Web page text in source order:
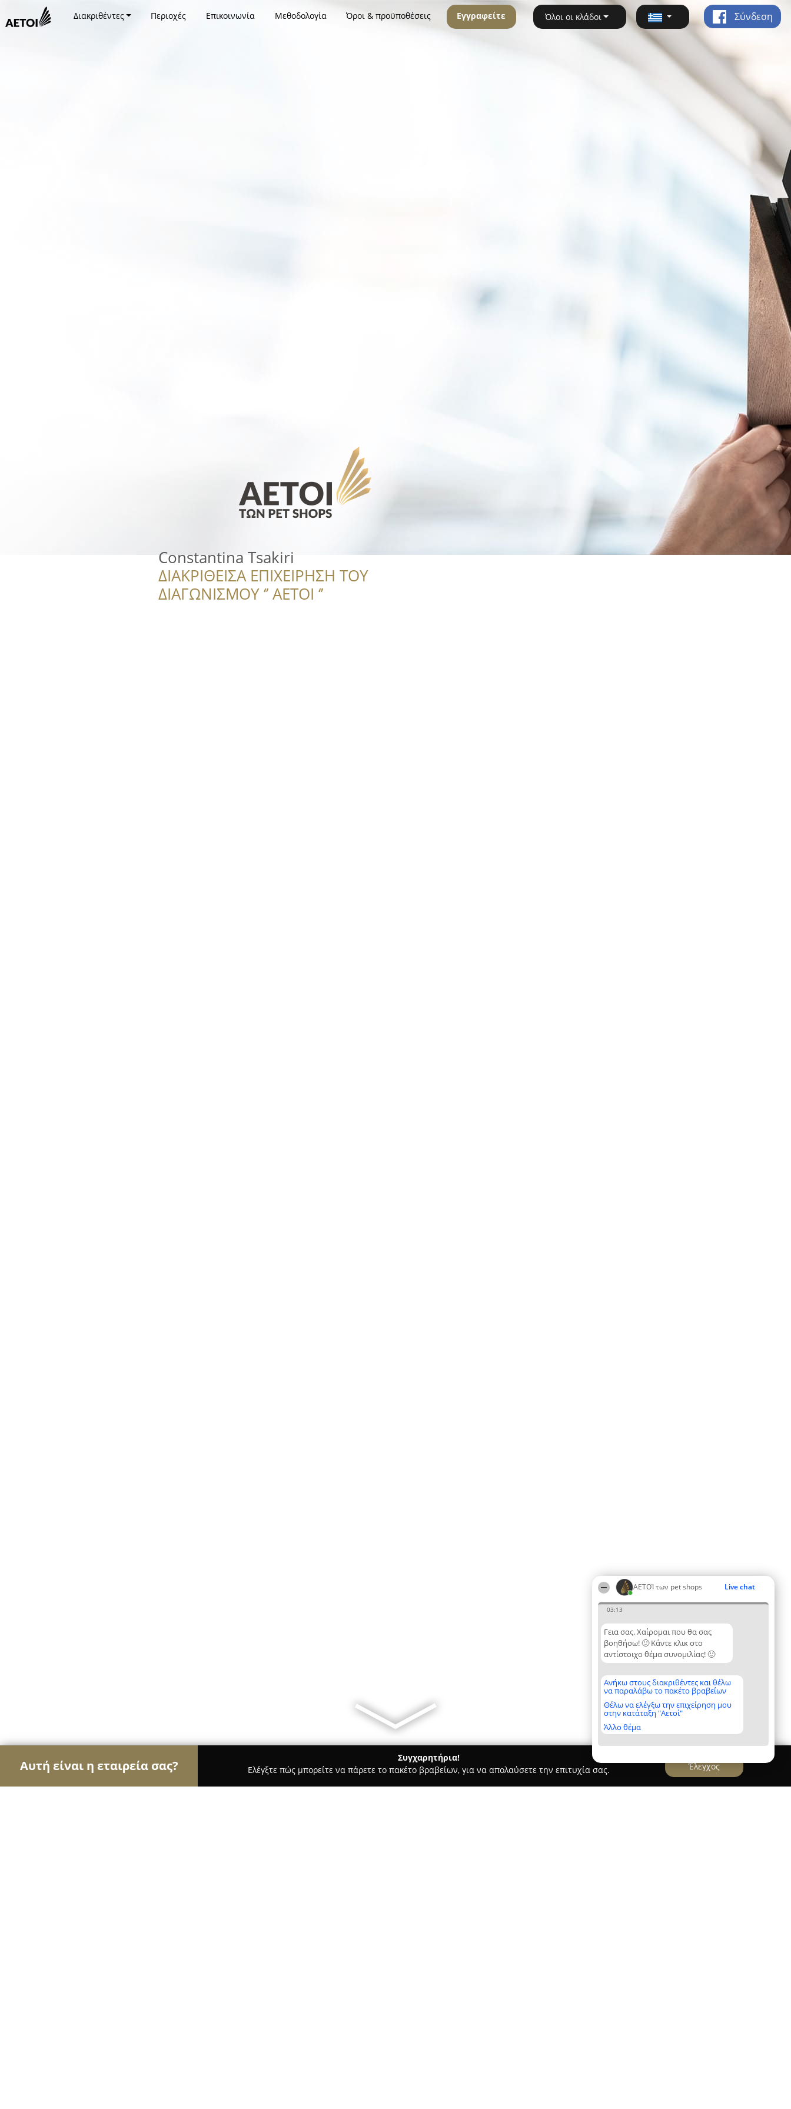
ΑΕΤΟΊ των pet shops Live chat
03:13
Γεια σας. Χαίρομαι που θα σας
βοηθήσω! 🙂 Κάντε κλικ στο
αντίστοιχο θέμα συνομιλίας! 🙂
Ανήκω στους διακριθέντες και θέλω
να παραλάβω το πακέτο βραβείων
Θέλω να ελέγξω την επιχείρηση μου
στην κατάταξη "Αετοί"
Άλλο θέμα
Διακριθέντες Περιοχές Επικοινωνία Μεθοδολογία Όροι & προϋποθέσεις Εγγραφείτε Όλοι οι κλάδοι Σύνδεση
Constantina Tsakiri
ΔΙΑΚΡΙΘΕΙΣΑ ΕΠΙΧΕΙΡΗΣΗ ΤΟΥ
ΔΙΑΓΩΝΙΣΜΟΥ ‘’ ΑΕΤΟΙ ‘’
Αυτή είναι η εταιρεία σας?
Συγχαρητήρια!
Ελέγξτε πώς μπορείτε να πάρετε το πακέτο βραβείων, για να απολαύσετε την επιτυχία σας.
Έλεγχος